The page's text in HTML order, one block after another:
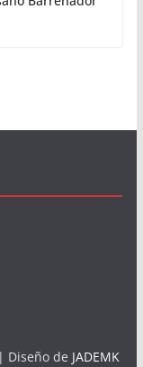
Diseño de JADEMK